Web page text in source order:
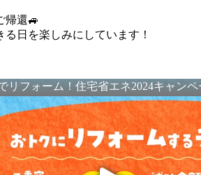
帰還🚙
る日を楽しみにしています！